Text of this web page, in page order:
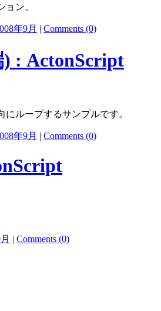
ン。
年9月 | Comments (0)
: ActonScript
ループするサンプルです。
年9月 | Comments (0)
| Comments (0)